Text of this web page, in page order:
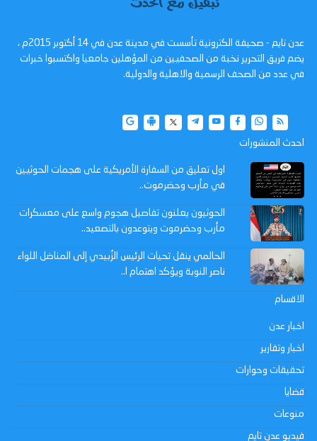
عدن تايم - صحيفة الكترونية تأسست في مدينة عدن في 14 أكتوبر 2015م ،
يضم فريق التحرير نخبة من الصحفيين من المؤهلين جامعيا واكتسبوا خبرات
في عدد من الصحف الرسمية والاهلية والدولية.
احدث المنشورات
اول تعليق من السفارة الأمريكية على هجمات الحوثيين
في مأرب وحضرموت..
الحوثيون يعلنون تفاصيل هجوم واسع على معسكرات
مأرب وحضرموت ويتوعدون بالتصعيد..
الحالمي ينقل تحيات الرئيس الزُبيدي إلى المناضل اللواء
ناصر النوبة ويؤكد اهتمام ا..
الاقسام
اخبار عدن
اخبار وتقارير
تحقيقات وحوارات
قضايا
منوعات
فيديو عدن تايم